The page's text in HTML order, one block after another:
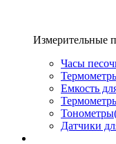
Измерительные
Часы
Емкость
Тонометры
Датчики